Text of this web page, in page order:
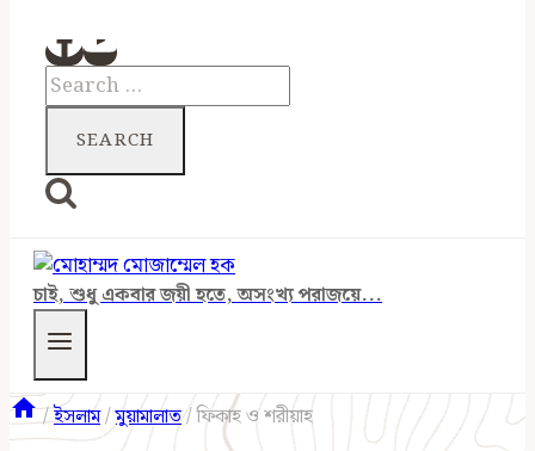
Search
for:
চাই, শুধু একবার জয়ী হতে, অসংখ্য পরাজয়ে...
/ইসলাম/মুয়ামালাত/ফিকাহ ও শরীয়াহ